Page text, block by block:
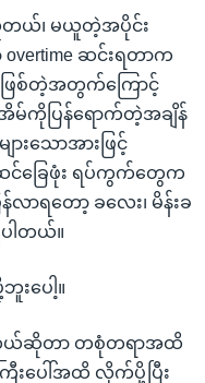
တယ်၊ မယူတဲ့အပိုင်း
ဆင်းရတာက
ြစ်တဲ့အတွက်ကြောင့်
မ်ကိုပြန်ရောက်တဲ့အချိန်
းသောအားဖြင့်
ခြေဖုံး ရပ်ကွက်တွေက
ာရတော့ ခလေး၊ မိန်းခ
ါတယ်။
ပေါ့။
ယ်ဆိုတာ တစုံတရာအထိ
းပေါ်အထိ လိုက်ပို့ပြီး